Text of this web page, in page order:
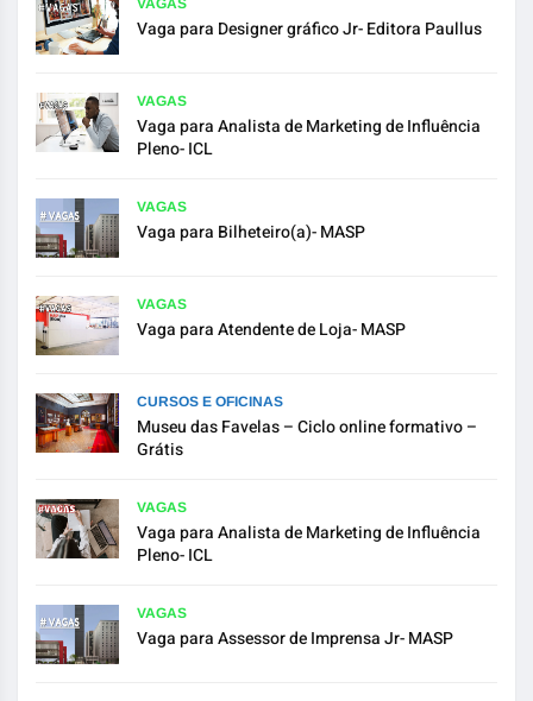
VAGAS
Vaga para Designer gráfico Jr- Editora Paullus
VAGAS
Vaga para Analista de Marketing de Influência
Pleno- ICL
VAGAS
Vaga para Bilheteiro(a)- MASP
VAGAS
Vaga para Atendente de Loja- MASP
CURSOS E OFICINAS
Museu das Favelas – Ciclo online formativo –
Grátis
VAGAS
Vaga para Analista de Marketing de Influência
Pleno- ICL
VAGAS
Vaga para Assessor de Imprensa Jr- MASP